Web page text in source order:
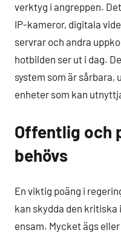
verktyg i angreppen.
IP-kameror, digitala
servrar och andra
hotbilden ser ut i dag.
system som är sårbara,
enheter som kan
Offentlig och
behövs
En viktig poäng i
kan skydda den
ensam. Mycket ägs